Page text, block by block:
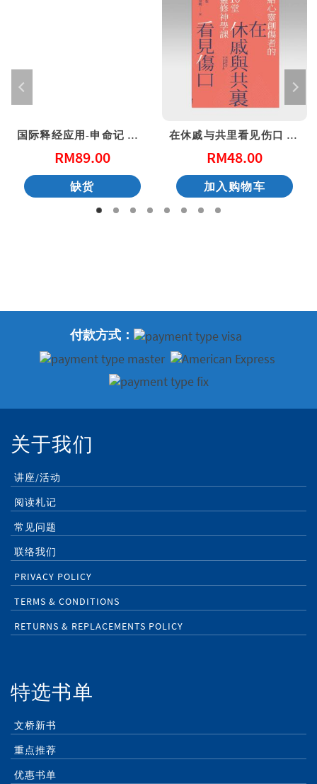
国际释经应用-申命记 上（简体）
RM89.00
缺货
在休戚与共里看见伤口 – 给心灵创伤（二版）
RM48.00
加入购物车
付款方式：
关于我们
讲座/活动
阅读札记
常见问题
联络我们
PRIVACY POLICY
TERMS & CONDITIONS
RETURNS & REPLACEMENTS POLICY
特选书单
文桥新书
重点推荐
优惠书单